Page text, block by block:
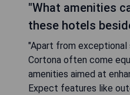
"What amenities
these hotels
"Apart from
Cortona often come
amenities aimed at
Expect features like